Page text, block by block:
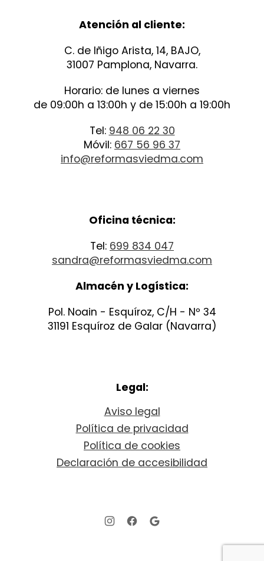
Atención al cliente:
C. de Iñigo Arista, 14, BAJO,
31007 Pamplona, Navarra.
Horario: de lunes a viernes
de 09:00h a 13:00h y de 15:00h a 19:00h
Tel: 948 06 22 30
Móvil: 667 56 96 37
info@reformasviedma.com
Oficina técnica:
Tel: 699 834 047
sandra@reformasviedma.com
Almacén y Logística:
Pol. Noain - Esquíroz, C/H - Nº 34
31191 Esquíroz de Galar (Navarra)
Legal:
Aviso legal
Política de privacidad
Política de cookies
Declaración de accesibilidad
New Window
New Window
New Window